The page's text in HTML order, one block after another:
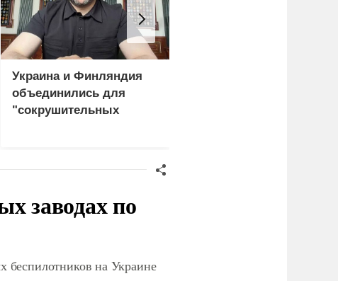
Украина и Финляндия
объединились для
"сокрушительных
заводах по
беспилотников на Украине